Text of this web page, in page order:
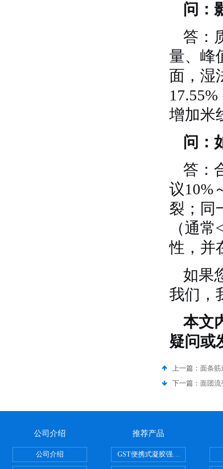
问：
答：
量、峰
面，湿
增加米
问：
答：
议10%
裂；同
（通
性，并
如果
我们，
本文
疑问或
上一篇： 面条筋
下一篇： 面团流
公司介绍
公司介绍
推荐产品
GST便携式凝胶强度测定仪